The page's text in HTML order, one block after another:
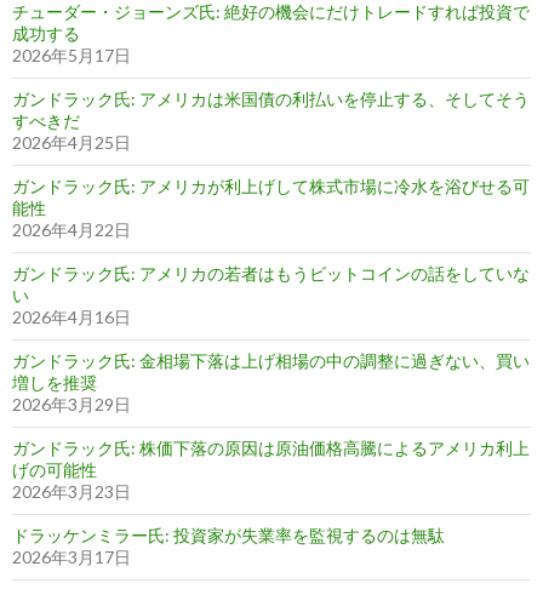
チューダー・ジョーンズ氏: 絶好の機会にだけトレードすれば投資で
成功する
2026年5月17日
ガンドラック氏: アメリカは米国債の利払いを停止する、そしてそう
すべきだ
2026年4月25日
ガンドラック氏: アメリカが利上げして株式市場に冷水を浴びせる可
能性
2026年4月22日
ガンドラック氏: アメリカの若者はもうビットコインの話をしていな
い
2026年4月16日
ガンドラック氏: 金相場下落は上げ相場の中の調整に過ぎない、買い
増しを推奨
2026年3月29日
ガンドラック氏: 株価下落の原因は原油価格高騰によるアメリカ利上
げの可能性
2026年3月23日
ドラッケンミラー氏: 投資家が失業率を監視するのは無駄
2026年3月17日